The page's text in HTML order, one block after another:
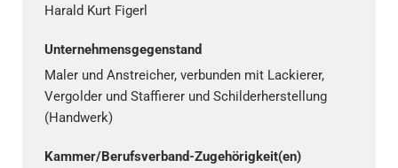
Harald Kurt Figerl
Unternehmensgegenstand
Maler und Anstreicher, verbunden mit Lackierer,
Vergolder und Staffierer und Schilderherstellung
(Handwerk)
Kammer/Berufsverband-Zugehörigkeit(en)